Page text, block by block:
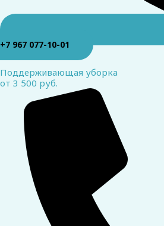
+7 967 077-10-01
Поддерживающая уборка
от 3 500 руб.